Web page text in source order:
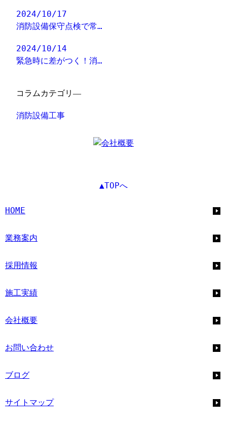
2024/10/17
消防設備保守点検で常…
2024/10/14
緊急時に差がつく！消…
コラムカテゴリ―
消防設備工事
▲TOPへ
HOME
業務案内
採用情報
施工実績
会社概要
お問い合わせ
ブログ
サイトマップ